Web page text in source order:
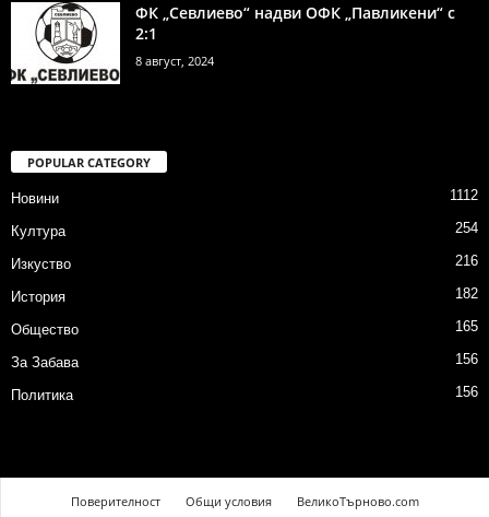
ФК „Севлиево“ надви ОФК „Павликени“ с
2:1
8 август, 2024
POPULAR CATEGORY
Новини 1112
Култура 254
Изкуство 216
История 182
Общество 165
За Забава 156
Политика 156
Поверителност Общи условия ВеликоТърново.com